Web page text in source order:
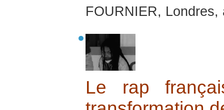
FOURNIER, Londres,
Le rap